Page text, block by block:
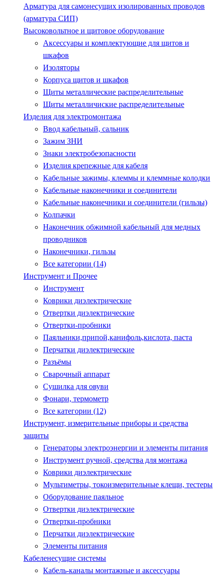
Арматура для самонесущих изолированных проводов
(арматура СИП)
Высоковольтное и щитовое оборудование
Аксессуары и комплектующие для щитов и
шкафов
Изоляторы
Корпуса щитов и шкафов
Щиты металлические распределительные
Щиты металличиские распределительные
Изделия для электромонтажа
Ввод кабельный, сальник
Зажим ЗНИ
Знаки электробезопасности
Изделия крепежные для кабеля
Кабельные зажимы, клеммы и клеммные колодки
Кабельные наконечники и соединители
Кабельные наконечники и соединители (гильзы)
Колпачки
Наконечник обжимной кабельный для медных
проводников
Наконечники, гильзы
Все категории (14)
Инструмент и Прочее
Инструмент
Коврики диэлектрические
Отвертки диэлектрические
Отвертки-пробники
Паяльники,припой,канифоль,кислота, паста
Перчатки диэлектрические
Разъёмы
Сварочный аппарат
Сушилка для овуви
Фонари, термометр
Все категории (12)
Инструмент, измерительные приборы и средства
защиты
Генераторы электроэнергии и элементы питания
Инструмент ручной, средства для монтажа
Коврики диэлектрические
Мультиметры, токоизмерительные клещи, тестеры
Оборудование паяльное
Отвертки диэлектрические
Отвертки-пробники
Перчатки диэлектрические
Элементы питания
Кабеленесущие системы
Кабель-каналы монтажные и аксессуары